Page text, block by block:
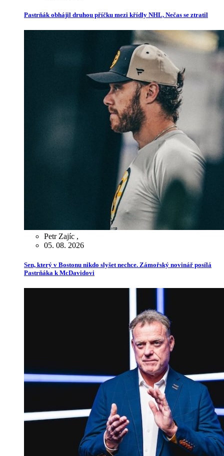
Pastrňák obhájil druhou příčku mezi křídly NHL, Nečas se ztratil
Petr Zajíc ,
05. 08. 2026
Sen, který v Bostonu nikdo slyšet nechce. Zámořský novinář posílá
Pastrňáka k McDavidovi